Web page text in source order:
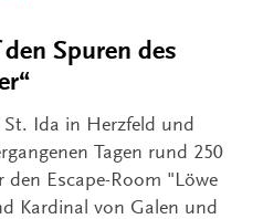
Spuren des
Ida in Herzfeld und
Tagen rund 250
Escape-Room "Löwe
Kardinal von Galen und